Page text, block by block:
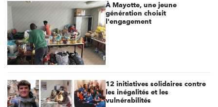
À Mayotte, une jeune
génération choisit
l'engagement
12 initiatives solidaires contre
les inégalités et les
vulnérabilités